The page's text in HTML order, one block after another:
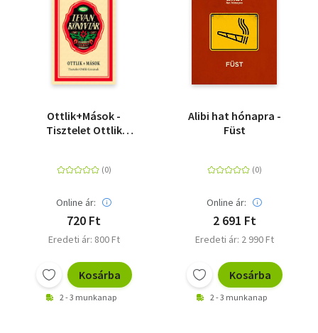
Ottlik+Mások -
Tisztelet Ottlik
Online ár:
720 Ft
Eredeti ár: 800 Ft
Kosárba
2 - 3 munkanap
Alibi hat hónapra -
Füst
Online ár:
2 691 Ft
Eredeti ár: 2 990 Ft
Kosárba
2 - 3 munkanap